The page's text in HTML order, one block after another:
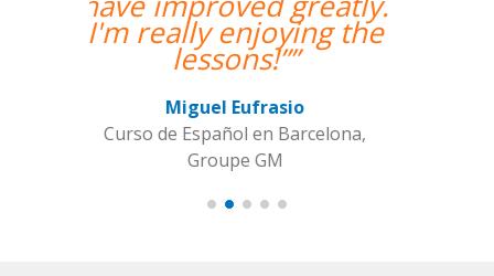
Alexandra Keller
Curso de Swahili en Madrid